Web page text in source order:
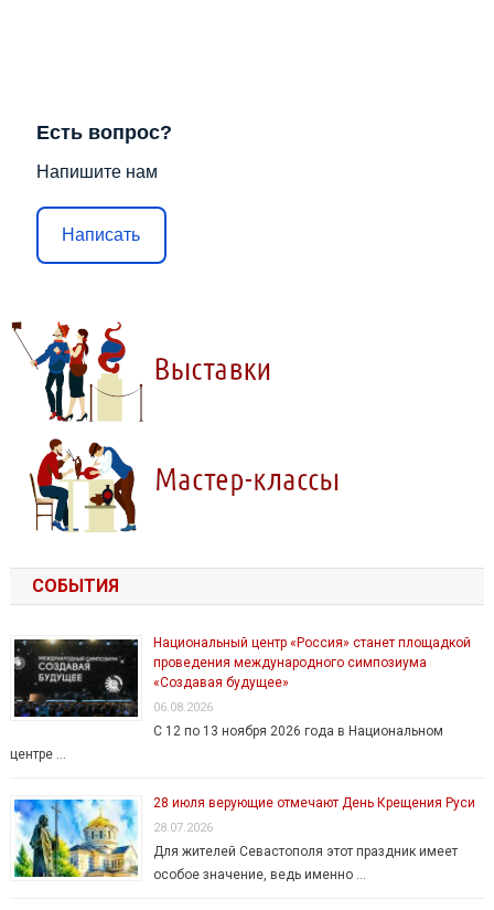
Есть вопрос?
Напишите нам
Написать
СОБЫТИЯ
Национальный центр «Россия» станет площадкой
проведения международного симпозиума
«Создавая будущее»
06.08.2026
С 12 по 13 ноября 2026 года в Национальном
центре …
28 июля верующие отмечают День Крещения Руси
28.07.2026
Для жителей Севастополя этот праздник имеет
особое значение, ведь именно …